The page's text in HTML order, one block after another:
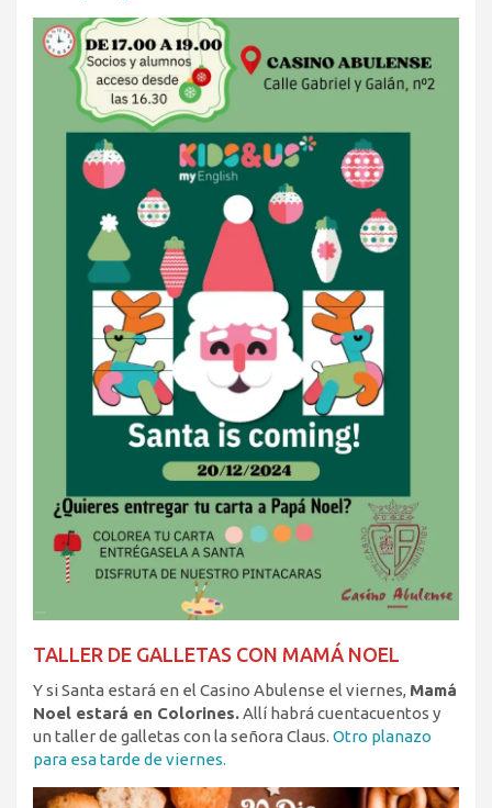
TALLER DE GALLETAS CON MAMÁ NOEL
Y si Santa estará en el Casino Abulense el viernes, Mamá
Noel estará en Colorines.Allí habrá cuentacuentos y
un taller de galletas con la señora Claus. Otro planazo
para esa tarde de viernes.